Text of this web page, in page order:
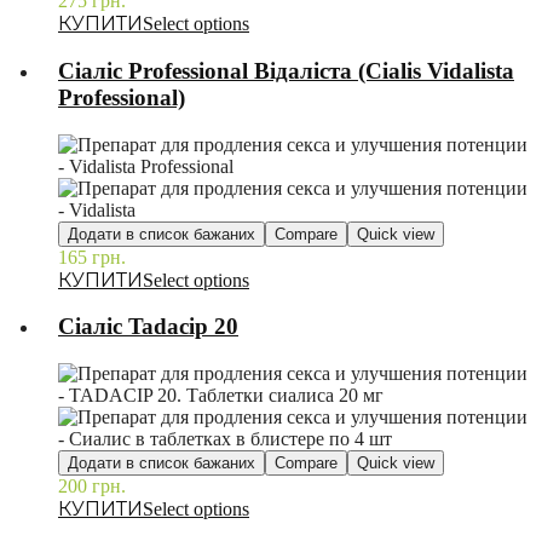
Select options
Сіаліс Professional Відаліста (Cialis Vidalista
Professional)
Додати в список бажаних Compare Quick view
165 грн.
Select options
Сіаліс Tadacip 20
Додати в список бажаних Compare Quick view
200 грн.
Select options